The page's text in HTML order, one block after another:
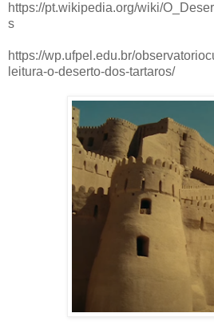
https://pt.wikipedia.org/wiki/
s
https://wp.ufpel.edu.br/
leitura-o-deserto-dos-tartaros/